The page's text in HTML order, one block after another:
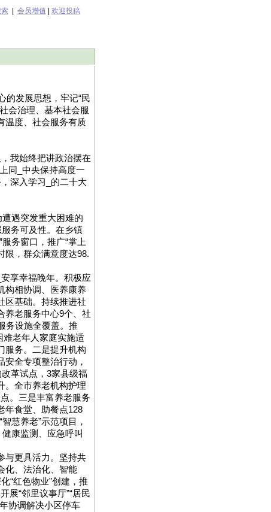
| 会员增值 欢迎投稿
的发展思想，牢记“民
会治理、基本社会服
温度、社会服务有质
我始终把讲政治摆在
同_中央保持高度一
深入学习_的二十大
遭遇突发重大困难的
务可及性。在乡镇
务窗口，推广“掌上
限，群众满意度达98.
享幸福晚年。积极应
构相协调、医养康养
区基础。持续推进社
养老服务中心9个、社
务设施全覆盖。推
难老年人家庭实施适
服务。二是提升机构
安全专项整治行动，
革试点，3家县级福
。全市养老机构护理
。三是丰富养老服务
年食堂、助餐点128
慧养老”示范项目，
健康监测、应急呼叫
与更具活力。坚持共
化、法治化、智能
“红色物业”创建，推
展“邻里议事厅”“居民
协调解决小区停车